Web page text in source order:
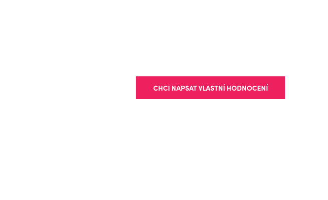
CHCI NAPSAT VLASTNÍ HODNOCENÍ